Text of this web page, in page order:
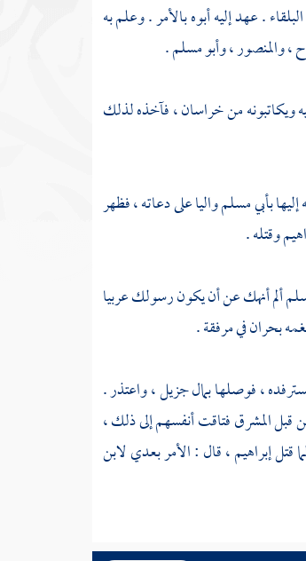
البلقاء. عهد إليه أبوه بالأمر . وعلم به
،والمنصور،وأبو مسلم.
منخراسان، فآخذه لذلك
بأبي مسلمواليا على دعاته ، فظهر
وقتله .
ألم أنهك عن أن يكون رسولك عربيا
بحرانفي مرفقة .
، فوصلها بمال جزيل ، واعتذر .
المشرق فتاقت أنفسهم إلى ذلك ،
قتلإبراهيم، قال : الأمر بعديلابن